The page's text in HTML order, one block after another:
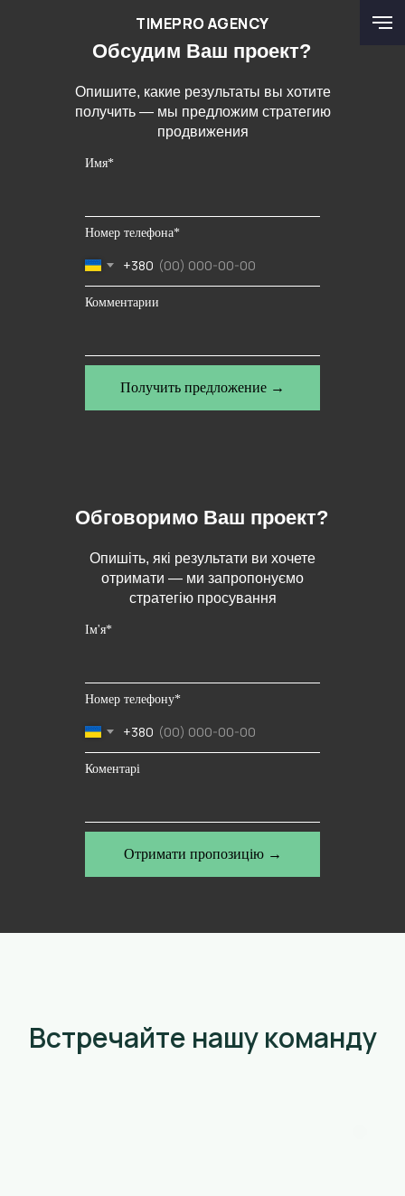
TIMEPRO AGENCY
TIMEPRO AGENCY
Обсудим Ваш проект?
Опишите, какие результаты вы хотите
получить — мы предложим стратегию
продвижения
Имя*
Номер телефона*
+380
Комментарии
Получить предложение →
Обговоримо Ваш проект?
Опишіть, які результати ви хочете
отримати — ми запропонуємо
стратегію просування
Ім'я*
Номер телефону*
+380
Коментарі
Отримати пропозицію →
Встречайте нашу команду